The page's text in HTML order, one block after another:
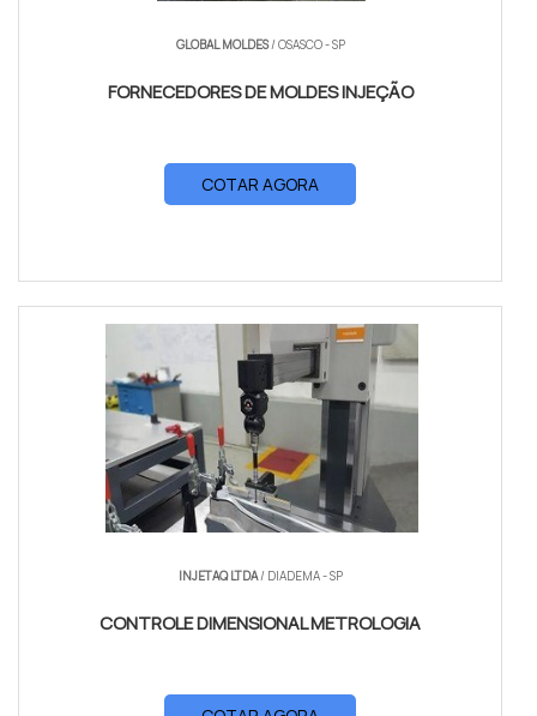
GLOBAL MOLDES/ OSASCO - SP
FORNECEDORES DE MOLDES INJEÇÃO
COTAR AGORA
INJETAQ LTDA/ DIADEMA - SP
CONTROLE DIMENSIONAL METROLOGIA